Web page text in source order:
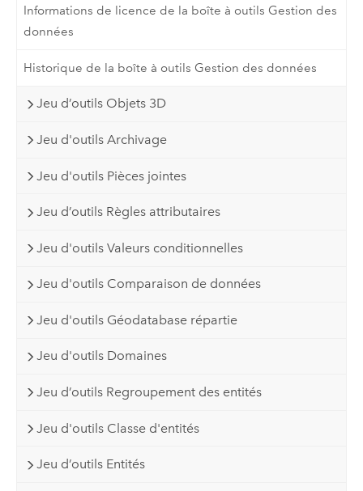
Informations de licence de la boîte à outils Gestion des
données
Historique de la boîte à outils Gestion des données
Jeu d’outils Objets 3D
Jeu d'outils Archivage
Jeu d'outils Pièces jointes
Jeu d’outils Règles attributaires
Jeu d'outils Valeurs conditionnelles
Jeu d'outils Comparaison de données
Jeu d'outils Géodatabase répartie
Jeu d'outils Domaines
Jeu d’outils Regroupement des entités
Jeu d'outils Classe d'entités
Jeu d’outils Entités